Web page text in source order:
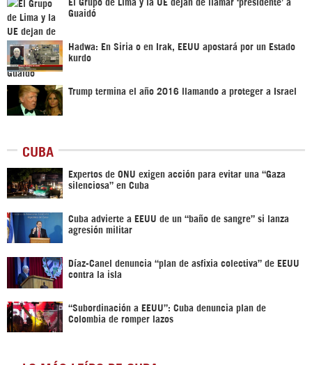
Guaidó
Hadwa: En Siria o en Irak, EEUU apostará por un Estado
kurdo
Trump termina el año 2016 llamando a proteger a Israel
CUBA
Expertos de ONU exigen acción para evitar una “Gaza
silenciosa” en Cuba
Cuba advierte a EEUU de un “baño de sangre” si lanza
agresión militar
Díaz-Canel denuncia “plan de asfixia colectiva” de EEUU
contra la isla
“Subordinación a EEUU”: Cuba denuncia plan de
Colombia de romper lazos